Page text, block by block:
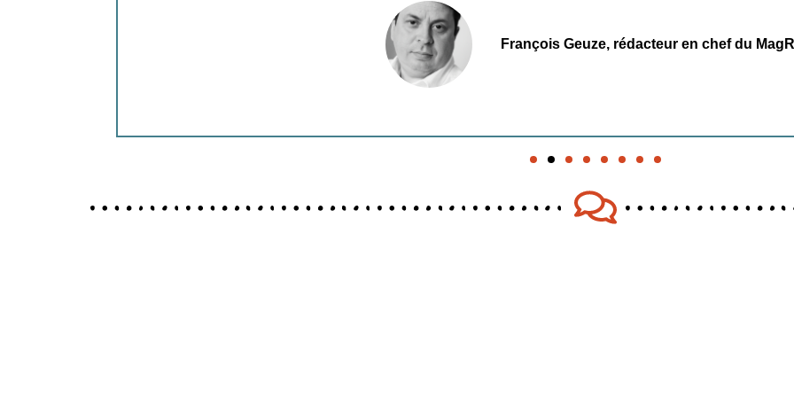
François Geuze, rédacteur en chef du